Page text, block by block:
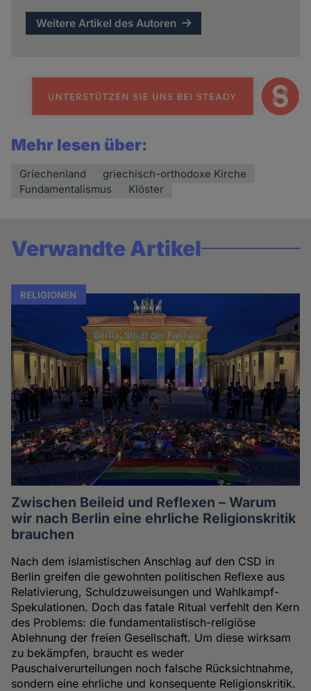
Weitere Artikel des Autoren
Mehr lesen über:
Griechenland
griechisch-orthodoxe Kirche
Fundamentalismus
Klöster
Verwandte Artikel
RELIGIONEN
Zwischen Beileid und Reflexen – Warum
wir nach Berlin eine ehrliche Religionskritik
brauchen
Nach dem islamistischen Anschlag auf den CSD in
Berlin greifen die gewohnten politischen Reflexe aus
Relativierung, Schuldzuweisungen und Wahlkampf-
Spekulationen. Doch das fatale Ritual verfehlt den Kern
des Problems: die fundamentalistisch-religiöse
Ablehnung der freien Gesellschaft. Um diese wirksam
zu bekämpfen, braucht es weder
Pauschalverurteilungen noch falsche Rücksichtnahme,
sondern eine ehrliche und konsequente Religionskritik.